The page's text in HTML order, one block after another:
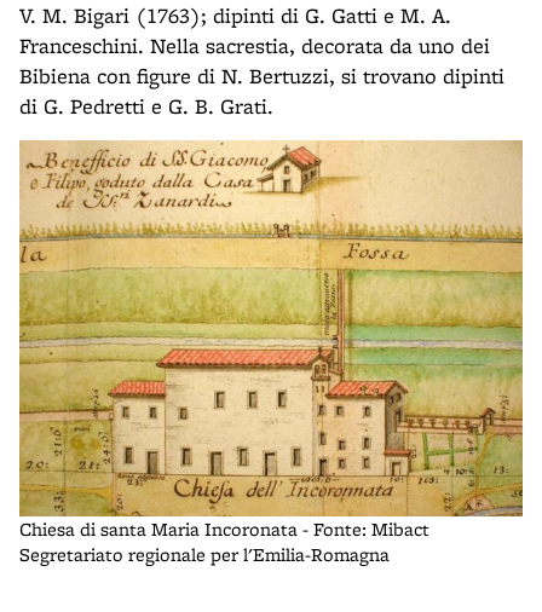
V. M. Bigari (1763); dipinti di G. Gatti e M. A.
Franceschini. Nella sacrestia, decorata da uno dei
Bibiena con figure di N. Bertuzzi, si trovano dipinti
di G. Pedretti e G. B. Grati.
Chiesa di santa Maria Incoronata - Fonte: Mibact
Segretariato regionale per l'Emilia-Romagna